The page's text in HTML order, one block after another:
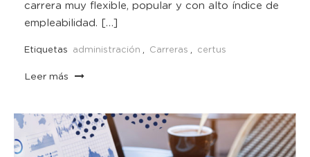
carrera muy flexible, popular y con alto índice de
empleabilidad. […]
Etiquetas administración , Carreras , certus
Leer más